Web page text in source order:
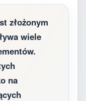
złożonym
wiele
na